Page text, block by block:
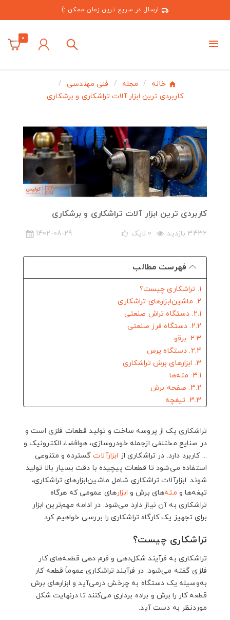
ارسال در سریع ترین زمان ممکن :)
0
خانه مجله
فنی مهندسی
کاربردی ترین ابزار آلات تراشکاری و برشکاری
کاربردی ترین ابزار آلات تراشکاری و برشکاری
3432 بازدید 0 لایک 1402-08-29
فهرست مطالب
1. تراشکاری چیست؟
2. ماشین‌ابزارهای تراشکاری
2.1. دستگاه تراش صنعتی
2.2. دستگاه فرز صنعتی
2.3. برقو
2.4. دستگاه پرس
3. ابزارهای برش تراشکاری
3.1. مته‌ها
3.2. صفحه برش
3.3. تیغچه
3.6. ابزارهای اندازه‌گیری
3.7. تجهیزات ایمنی
تراشکاری یک از پروسه ساخت و تولید قطعات فلزی است و
در صنایع مختلفی ازجمله خودروسازی، هوافضا، الکترونیک و
... کاربرد دارد. در تراشکاری از ابزارآلاتگسترده و متنوعی
استفاده می‌شود تا قطعات پیچیده با دقت بسیار بالا تولید
شوند. ابزارآلات تراشکاری شامل ماشین‌ابزارهای تراشکاری،
تیغه‌ها و مته‌های برش و ابزار‌های عمومی که هرگاه
تراشکاری به آن نیاز دارد می‌شود. در ادامه مهم‌ترین ابزار
برای تجهیز یک کارگاه تراشکاری را بررسی خواهیم کرد.
تراشکاری چیست؟
تراشکاری به فرآیند شکل‌دهی و فرم دهی قطعه‌های کار
فلزی گفته می‌شود. در فرآیند تراشکاری عموماً قطعه کار
به‌وسیله یک دستگاه به چرخش درمی‌آید و ابزارهای برش
قطعه کار را برش و براده برداری می‌کنند تا درنهایت شکل
موردنظر به دست آید.